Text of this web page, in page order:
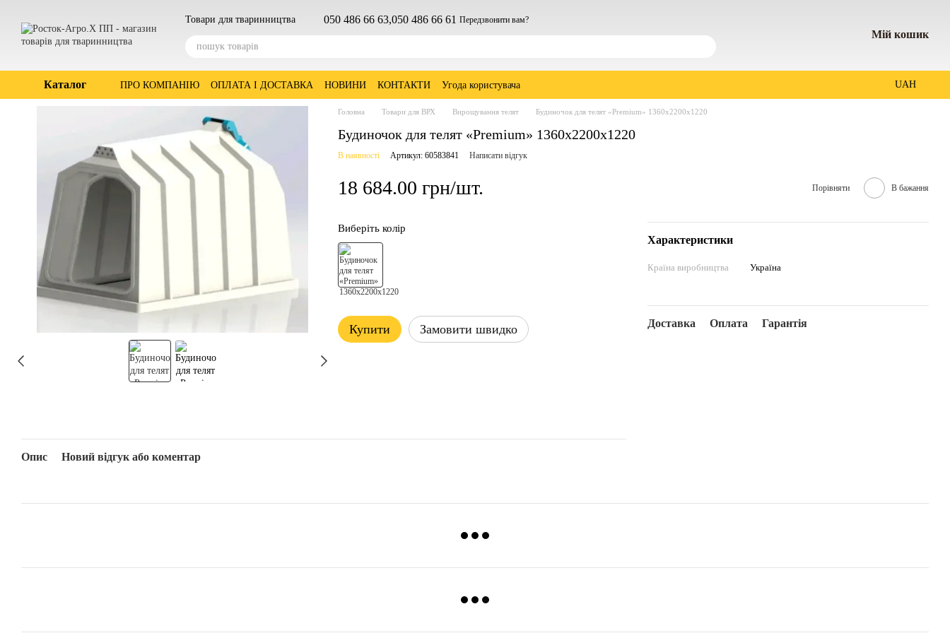
Товари для тваринництва
050 486 66 63,050 486 66 61 Передзвонити вам?
Мій кошик
Каталог ПРО КОМПАНІЮ ОПЛАТА І ДОСТАВКА НОВИНИ КОНТАКТИ Угода користувача UAH
Головна Товари для ВРХ Вирощування телят Будиночок для телят «Premium» 1360х2200х1220
Будиночок для телят «Premium» 1360х2200х1220
В наявності Артикул: 60583841 Написати відгук
18 684.00 грн/шт. Порівняти В бажання
Виберіть колір
Купити Замовити швидко
Характеристики
Країна виробництва Україна
Доставка Оплата Гарантія
Опис Новий відгук або коментар